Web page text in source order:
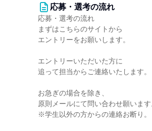
応募・選考の流れ
応募・選考の流れ
まずはこちらのサイトから
エントリーをお願いします。
エントリーいただいた方に
追って担当からご連絡いたします。
お急ぎの場合を除き、
原則メールにて問い合わせ願います
※学生以外の方からの連絡お断り。